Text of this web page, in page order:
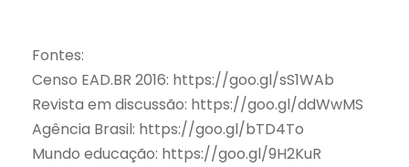
Fontes:
Censo EAD.BR 2016: https://goo.gl/sS1WAb
Revista em discussão: https://goo.gl/ddWwMS
Agência Brasil: https://goo.gl/bTD4To
Mundo educação: https://goo.gl/9H2KuR